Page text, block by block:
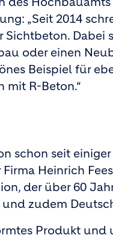
„Seit 2014
Dabei
oder einen
Beispiel für
mit R­-Beton.“
schon seit
Heinrich
der über 60
zudem
Produkt